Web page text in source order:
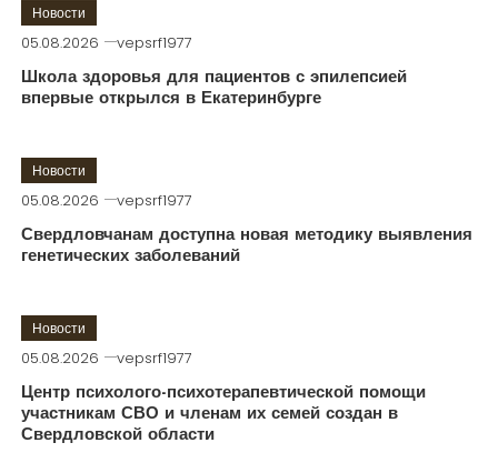
Новости
05.08.2026 vepsrf1977
Школа здоровья для пациентов с эпилепсией
впервые открылся в Екатеринбурге
Новости
05.08.2026 vepsrf1977
Свердловчанам доступна новая методику выявления
генетических заболеваний
Новости
05.08.2026 vepsrf1977
Центр психолого-психотерапевтической помощи
участникам СВО и членам их семей создан в
Свердловской области